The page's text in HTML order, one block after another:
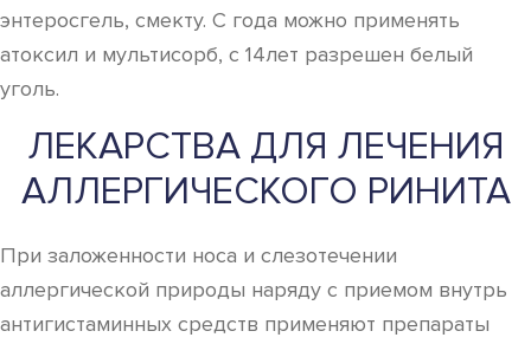
энтеросгель, смекту. С года можно применять
атоксил и мультисорб, с 14лет разрешен белый
уголь.
ЛЕКАРСТВА ДЛЯ ЛЕЧЕНИЯ
АЛЛЕРГИЧЕСКОГО РИНИТА
При заложенности носа и слезотечении
аллергической природы наряду с приемом внутрь
антигистаминных средств применяют препараты